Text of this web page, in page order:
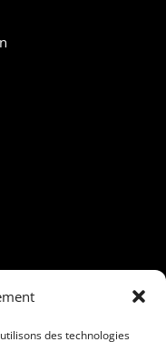
des technologies